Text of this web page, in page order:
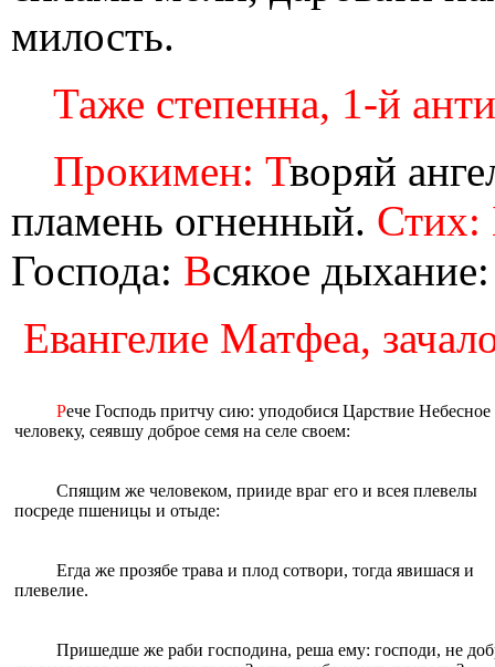
милость.
Таже степенна, 1-й
Прокимен: Творяй
пламень огненный. Стих:
Господа: Всякое дыхание:
Евангелие Матфеа,
Рече Господь притчу сию: уподобися Царствие Небесное
человеку, сеявшу доброе семя на селе своем:
Спящим же человеком, прииде враг его и всея плевелы
посреде пшеницы и отыде:
Егда же прозябе трава и плод сотвори, тогда явишася и
плевелие.
Пришедше же раби господина, реша ему: господи, не